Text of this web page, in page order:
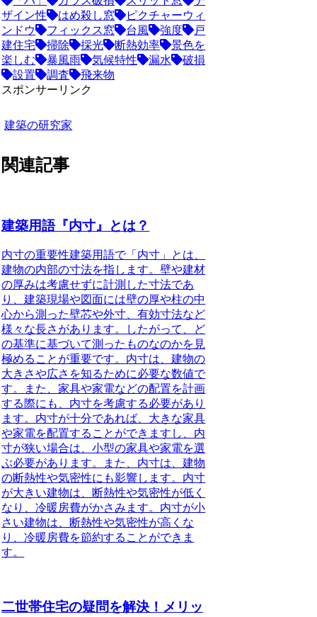
ザイン性
はめ殺し窓
ピクチャーウィ
ンドウ
フィックス窓 台風 強度
戸
建住宅
掃除 採光 断熱効率
景色を
楽しむ
暴風雨 気候特性 漏水
破損
設置
調査
飛来物
スポンサーリンク
建築の研究家
関連記事
建築用語『内寸』とは？
内寸の重要性建築用語で「内寸」とは、
建物の内部の寸法を指します。壁や建材
の厚みは考慮せずに計測した寸法であ
り、建築現場や図面には壁の厚や柱の中
心から測った壁芯や外寸、有効寸法など
様々な長さがあります。したがって、ど
の基準に基づいて測ったものなのかを見
極めることが重要です。内寸は、建物の
大きさや広さを知るために必要な数値で
す。また、家具や家電などの配置を計画
する際にも、内寸を考慮する必要があり
ます。内寸が十分であれば、大きな家具
や家電を配置することができますし、内
寸が狭い場合は、小型の家具や家電を選
ぶ必要があります。また、内寸は、建物
の断熱性や気密性にも影響します。内寸
が大きい建物は、断熱性や気密性が低く
なり、冷暖房費がかさみます。内寸が小
さい建物は、断熱性や気密性が高くな
り、冷暖房費を節約することができま
す。
二世帯住宅の疑問を解決！メリッ